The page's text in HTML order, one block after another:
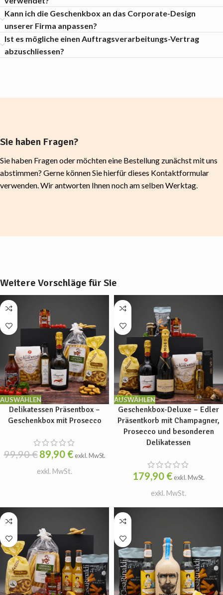
Kann ich die Geschenkbox an das Corporate-Design
unserer Firma anpassen?
Ist es mögliche einen Auftragsverarbeitungs-Vertrag
abzuschliessen?
Sie haben Fragen?
Sie haben Fragen oder möchten eine Bestellung zunächst mit uns
abstimmen? Gerne können Sie hierfür dieses Kontaktformular
verwenden. Wir antworten Ihnen noch am selben Werktag.
Weitere Vorschläge für Sie
AUSWÄHLEN
Delikatessen Präsentbox –
Geschenkbox mit Prosecco
99,90€89,90 € exkl. MwSt.
exkl. MwSt.
AUSWÄHLEN
Geschenkbox-Deluxe – Edler
Präsentkorb mit Champagner,
Prosecco und besonderen
Delikatessen
179,90 € exkl. MwSt.
exkl. MwSt.